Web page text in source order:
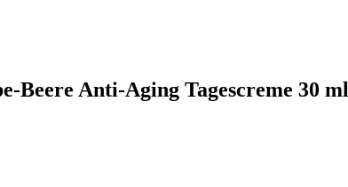
Beere Anti-Aging Tagescreme 30 ml